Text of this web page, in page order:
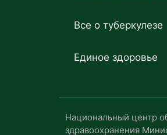
Все о туберкулезе
Единое здоровье
Национальный центр
здравоохранения